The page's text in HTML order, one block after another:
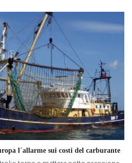
l´allarme sui costi del carburante